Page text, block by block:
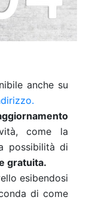
anche su
come la
possibilità di
gratuita.
esibendosi
di come